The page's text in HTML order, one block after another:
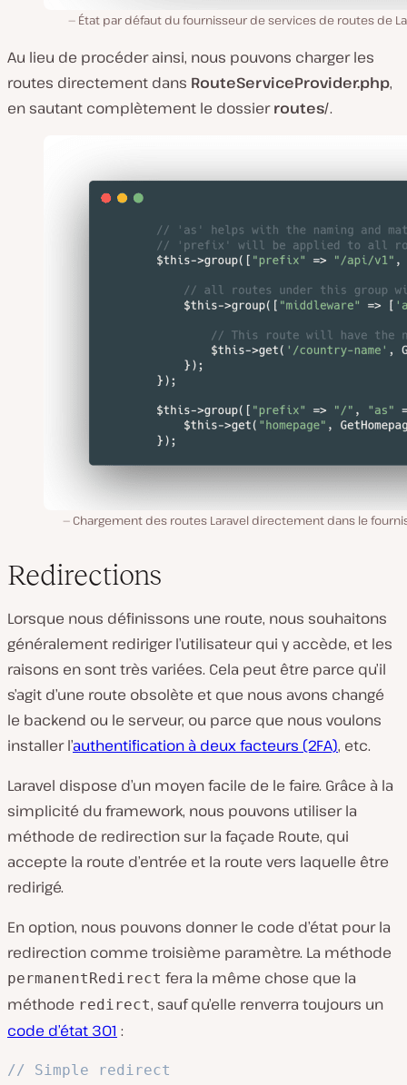
État par défaut du fournisseur de services de routes de
Au lieu de procéder ainsi, nous pouvons charger les
routes directement dans RouteServiceProvider.php,
en sautant complètement le dossierroutes/.
Chargement des routes Laravel directement dans le
Redirections
Lorsque nous définissons une route, nous souhaitons
généralement rediriger l’utilisateur qui y accède, et les
raisons en sont très variées. Cela peut être parce qu’il
s’agit d’une route obsolète et que nous avons changé
le backend ou le serveur, ou parce que nous voulons
installer l’authentification à deux facteurs (2FA), etc.
Laravel dispose d’un moyen facile de le faire. Grâce à la
simplicité du framework, nous pouvons utiliser la
méthode de redirection sur la façade Route, qui
accepte la route d’entrée et la route vers laquelle être
redirigé.
En option, nous pouvons donner le code d’état pour la
redirection comme troisième paramètre. La méthode
permanentRedirect fera la même chose que la
méthode redirect, sauf qu’elle renverra toujours un
code d’état 301 :
// Simple redirect